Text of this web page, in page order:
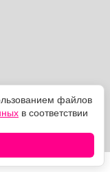
файлов
в соответствии